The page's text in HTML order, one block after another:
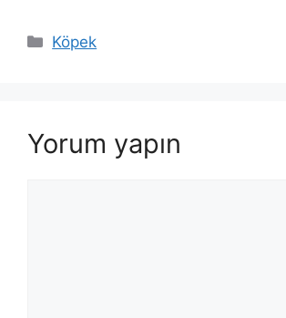
Kategoriler
Köpek
Yorum yapın